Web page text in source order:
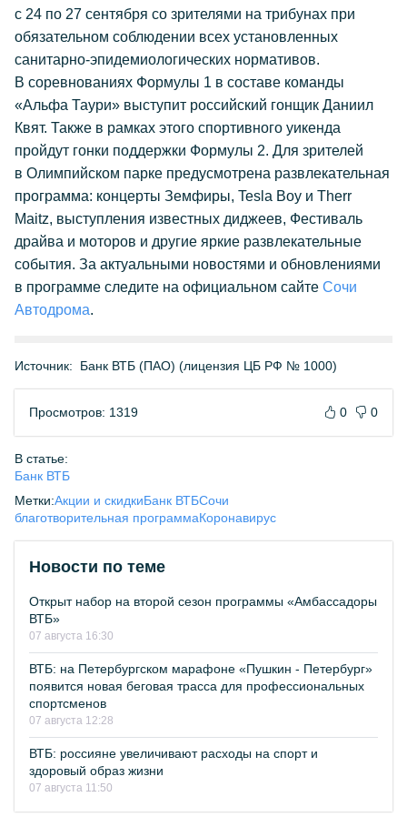
с 24 по 27 сентября со зрителями на трибунах при
обязательном соблюдении всех установленных
санитарно-эпидемиологических нормативов.
В соревнованиях Формулы 1 в составе команды
«Альфа Таури» выступит российский гонщик Даниил
Квят. Также в рамках этого спортивного уикенда
пройдут гонки поддержки Формулы 2. Для зрителей
в Олимпийском парке предусмотрена развлекательная
программа: концерты Земфиры, Tesla Boy и Therr
Maitz, выступления известных диджеев, Фестиваль
драйва и моторов и другие яркие развлекательные
события. За актуальными новостями и обновлениями
в программе следите на официальном сайте Сочи
Автодрома.
Источник: Банк ВТБ (ПАО) (лицензия ЦБ РФ № 1000)
Просмотров: 1319 0 0
В статье:
Банк ВТБ
Метки:Акции и скидкиБанк ВТБСочи
благотворительная программаКоронавирус
Новости по теме
Открыт набор на второй сезон программы «Амбассадоры
ВТБ»
07 августа 16:30
ВТБ: на Петербургском марафоне «Пушкин - Петербург»
появится новая беговая трасса для профессиональных
спортсменов
07 августа 12:28
ВТБ: россияне увеличивают расходы на спорт и
здоровый образ жизни
07 августа 11:50